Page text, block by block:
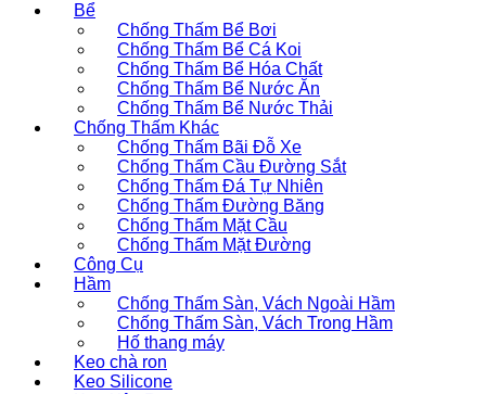
Bể
Chống Thấm Bể Bơi
Chống Thấm Bể Cá Koi
Chống Thấm Bể Hóa Chất
Chống Thấm Bể Nước Ăn
Chống Thấm Bể Nước Thải
Chống Thấm Khác
Chống Thấm Bãi Đỗ Xe
Chống Thấm Cầu Đường Sắt
Chống Thấm Đá Tự Nhiên
Chống Thấm Đường Băng
Chống Thấm Mặt Cầu
Chống Thấm Mặt Đường
Công Cụ
Hầm
Chống Thấm Sàn, Vách Ngoài Hầm
Chống Thấm Sàn, Vách Trong Hầm
Hố thang máy
Keo chà ron
Keo Silicone